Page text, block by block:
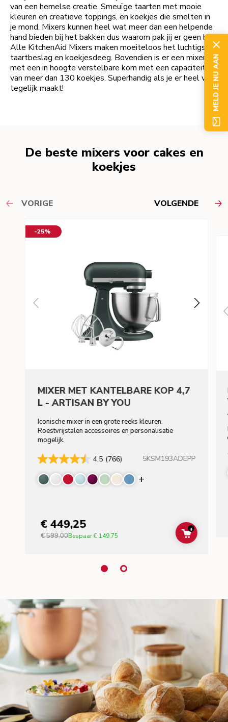
van een hemelse creatie. Smeuïge taarten met mooie
kleuren en creatieve toppings, en koekjes die smelten in
je mond. Mixers kunnen heel wat meer dan een helpende
hand bieden bij het bakken dus waarom pak jij er geen bij?
Alle KitchenAid Mixers maken moeiteloos het luchtigste
taartbeslag en koekjesdeeg. Bovendien is er een mixer
met een in hoogte verstelbare kom met een capaciteit
van meer dan 130 koekjes. Superhandig als je er heel veel
tegelijk maakt!
De beste mixers voor cakes en
koekjes
VORIGE VOLGENDE
-25%
MIXER MET KANTELBARE KOP 4,7
L - ARTISAN BY YOU
Iconische mixer in een grote reeks kleuren.
Roestvrijstalen accessoires en personalisatie
mogelijk.
4.5 (766) 5KSM193ADEPP
Display more
€ 449,25
€ 599,00Bespaar€ 149,75 ADD TO
+
MELD JE NU AAN